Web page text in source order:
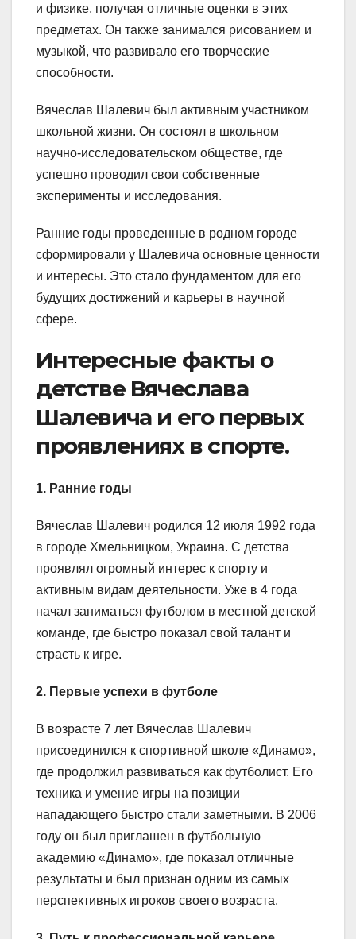
и физике, получая отличные оценки в этих
предметах. Он также занимался рисованием и
музыкой, что развивало его творческие
способности.
Вячеслав Шалевич был активным участником
школьной жизни. Он состоял в школьном
научно-исследовательском обществе, где
успешно проводил свои собственные
эксперименты и исследования.
Ранние годы проведенные в родном городе
сформировали у Шалевича основные ценности
и интересы. Это стало фундаментом для его
будущих достижений и карьеры в научной
сфере.
Интересные факты о
детстве Вячеслава
Шалевича и его первых
проявлениях в спорте.
1. Ранние годы
Вячеслав Шалевич родился 12 июля 1992 года
в городе Хмельницком, Украина. С детства
проявлял огромный интерес к спорту и
активным видам деятельности. Уже в 4 года
начал заниматься футболом в местной детской
команде, где быстро показал свой талант и
страсть к игре.
2. Первые успехи в футболе
В возрасте 7 лет Вячеслав Шалевич
присоединился к спортивной школе «Динамо»,
где продолжил развиваться как футболист. Его
техника и умение игры на позиции
нападающего быстро стали заметными. В 2006
году он был приглашен в футбольную
академию «Динамо», где показал отличные
результаты и был признан одним из самых
перспективных игроков своего возраста.